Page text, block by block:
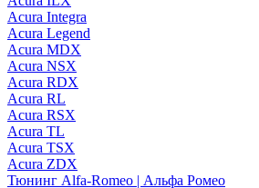
Acura Integra
Acura Legend
Acura MDX
Acura NSX
Acura RDX
Acura RL
Acura RSX
Acura TL
Acura TSX
Acura ZDX
Тюнинг Alfa-Romeo | Альфа Ромео